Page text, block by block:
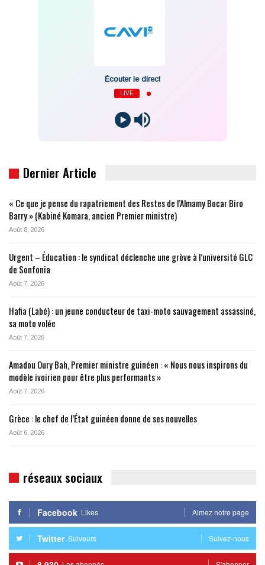
Écouter le direct
LIVE
Dernier Article
« Ce que je pense du rapatriement des Restes de l’Almamy Bocar Biro
Barry » (Kabiné Komara, ancien Premier ministre)
Août 8, 2026
Urgent – Éducation : le syndicat déclenche une grève à l’université GLC
de Sonfonia
Août 7, 2026
Hafia (Labé) : un jeune conducteur de taxi-moto sauvagement assassiné,
sa moto volée
Août 7, 2026
Amadou Oury Bah, Premier ministre guinéen : « Nous nous inspirons du
modèle ivoirien pour être plus performants »
Août 7, 2026
Grèce : le chef de l’État guinéen donne de ses nouvelles
Août 6, 2026
réseaux sociaux
Facebook Likes Aimez notre page
Twitter Suiveurs Suivez-nous